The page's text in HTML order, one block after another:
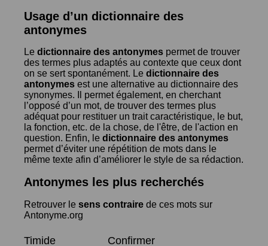
Usage d’un dictionnaire des
antonymes
Le dictionnaire des antonymes permet de trouver
des termes plus adaptés au contexte que ceux dont
on se sert spontanément. Le dictionnaire des
antonymes est une alternative au dictionnaire des
synonymes. Il permet également, en cherchant
l’opposé d’un mot, de trouver des termes plus
adéquat pour restituer un trait caractéristique, le but,
la fonction, etc. de la chose, de l'être, de l'action en
question. Enfin, le dictionnaire des antonymes
permet d’éviter une répétition de mots dans le
même texte afin d’améliorer le style de sa rédaction.
Antonymes les plus recherchés
Retrouver le sens contraire de ces mots sur
Antonyme.org
Timide Confirmer